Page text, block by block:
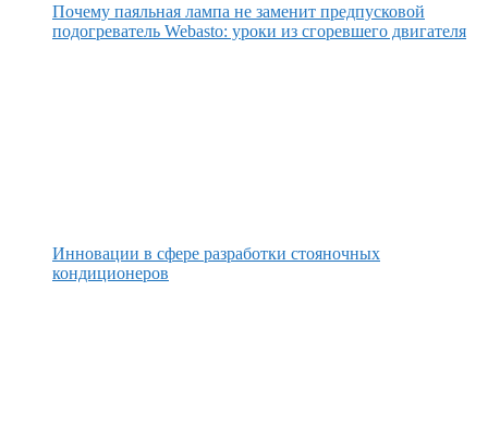
Почему паяльная лампа не заменит предпусковой
подогреватель Webasto: уроки из сгоревшего двигателя
Инновации в сфере разработки стояночных
кондиционеров